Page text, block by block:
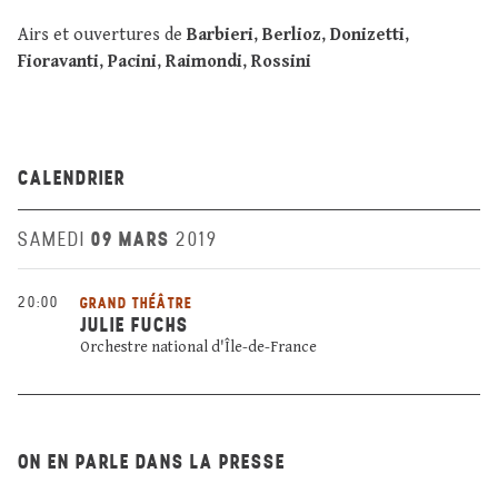
Airs et ouvertures de Barbieri, Berlioz, Donizetti,
Fioravanti, Pacini, Raimondi, Rossini
CALENDRIER
SAMEDI 09 MARS 2019
20:00 GRAND THÉÂTRE
JULIE FUCHS
Orchestre national d'Île-de-France
ON EN PARLE DANS LA PRESSE